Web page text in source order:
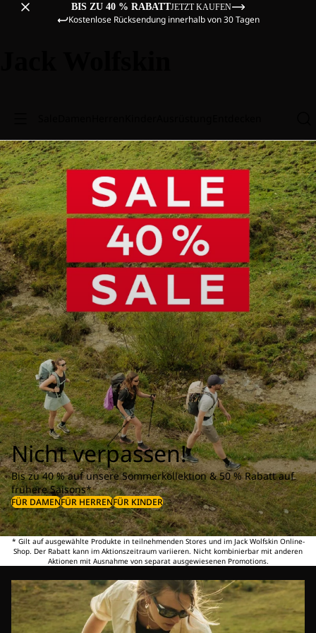
BIS ZU 40 % RABATTJETZT KAUFEN
Kostenlose Rücksendung innerhalb von 30 Tagen
Nicht verpassen!
Bis zu 40 % auf unsere Sommerkollektion & 50 % Rabatt auf
frühere Saisons*
FÜR DAMENFÜR HERRENFÜR KINDER
* Gilt auf ausgewählte Produkte in teilnehmenden Stores und im Jack Wolfskin Online-
Shop. Der Rabatt kann im Aktionszeitraum variieren. Nicht kombinierbar mit anderen
Aktionen mit Ausnahme von separat ausgewiesenen Promotions.